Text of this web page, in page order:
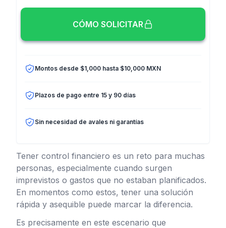
CÓMO SOLICITAR
Montos desde $1,000 hasta $10,000 MXN
Plazos de pago entre 15 y 90 días
Sin necesidad de avales ni garantías
Tener control financiero es un reto para muchas
personas, especialmente cuando surgen
imprevistos o gastos que no estaban planificados.
En momentos como estos, tener una solución
rápida y asequible puede marcar la diferencia.
Es precisamente en este escenario que